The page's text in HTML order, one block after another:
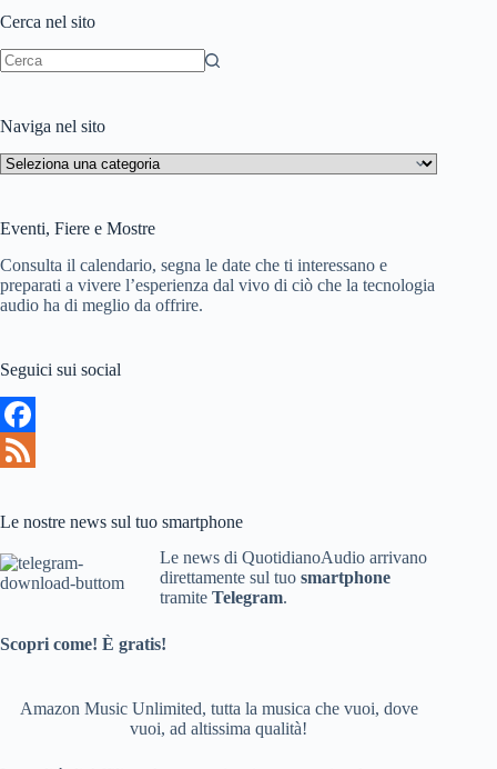
i
Cerca nel sito
Naviga nel sito
Naviga
nel
Eventi, Fiere e Mostre
Consulta il calendario, segna le date che ti interessano e
preparati a vivere l’esperienza dal vivo di ciò che la tecnologia
audio ha di meglio da offrire.
Seguici sui social
F
c
e
b
e
e
d
Le nostre news sul tuo smartphone
Le news di QuotidianoAudio arrivano
direttamente sul tuo smartphone
tramite Telegram.
Scopri come! È gratis!
Amazon Music Unlimited, tutta la musica che vuoi, dove
vuoi, ad altissima qualità!